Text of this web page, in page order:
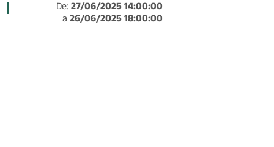
De:27/06/2025 14:00:00
a26/06/2025 18:00:00